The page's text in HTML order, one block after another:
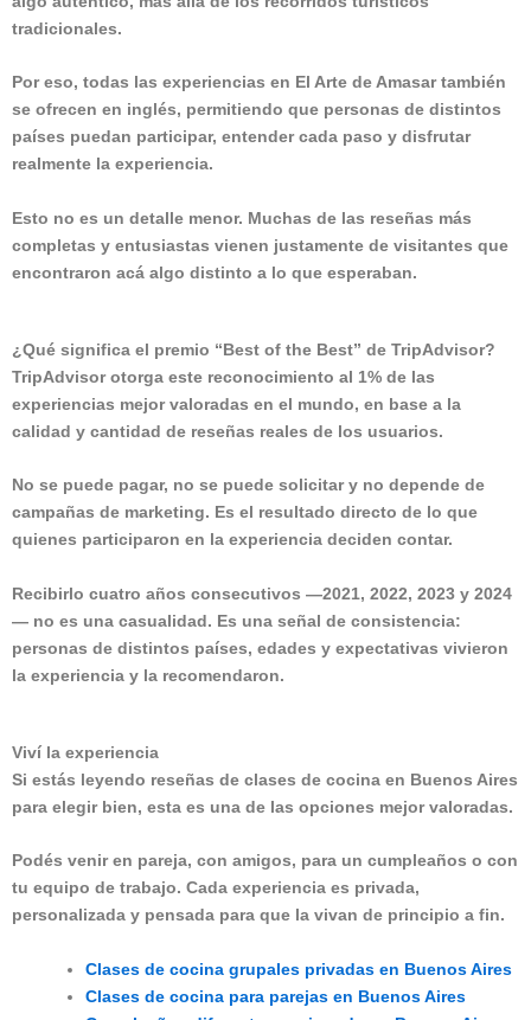
tradicionales.
Por eso, todas las experiencias en El Arte de Amasar también
se ofrecen en inglés, permitiendo que personas de distintos
países puedan participar, entender cada paso y disfrutar
realmente la experiencia.
Esto no es un detalle menor. Muchas de las reseñas más
completas y entusiastas vienen justamente de visitantes que
encontraron acá algo distinto a lo que esperaban.
¿Qué significa el premio “Best of the Best” de TripAdvisor?
TripAdvisor otorga este reconocimiento al 1% de las
experiencias mejor valoradas en el mundo, en base a la
calidad y cantidad de reseñas reales de los usuarios.
No se puede pagar, no se puede solicitar y no depende de
campañas de marketing. Es el resultado directo de lo que
quienes participaron en la experiencia deciden contar.
Recibirlo cuatro años consecutivos —2021, 2022, 2023 y 2024
— no es una casualidad. Es una señal de consistencia:
personas de distintos países, edades y expectativas vivieron
la experiencia y la recomendaron.
Viví la experiencia
Si estás leyendo reseñas de clases de cocina en Buenos Aires
para elegir bien, esta es una de las opciones mejor valoradas.
Podés venir en pareja, con amigos, para un cumpleaños o con
tu equipo de trabajo. Cada experiencia es privada,
personalizada y pensada para que la vivan de principio a fin.
Clases de cocina grupales privadas en Buenos Aires
Clases de cocina para parejas en Buenos Aires